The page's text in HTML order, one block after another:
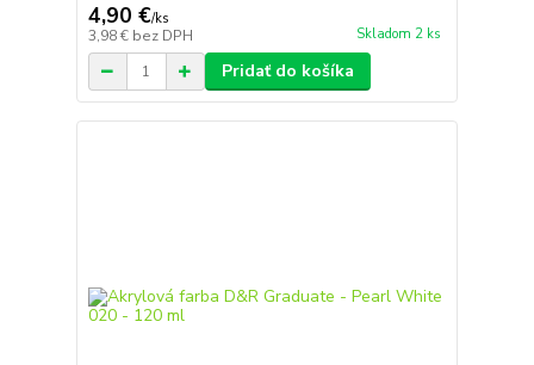
4,90 €/ks
3,98 € bez DPH Skladom 2 ks
Pridať do košíka